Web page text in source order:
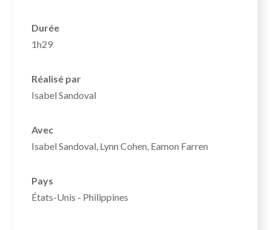
Durée
1h29
Réalisé par
Isabel Sandoval
Avec
Isabel Sandoval, Lynn Cohen, Eamon Farren
Pays
États-Unis - Philippines